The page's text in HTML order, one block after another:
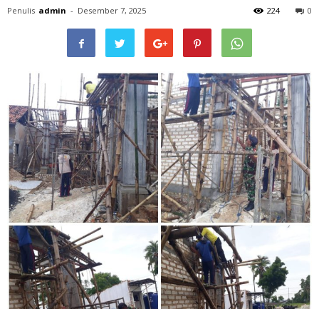
Penulis admin - Desember 7, 2025 0
224